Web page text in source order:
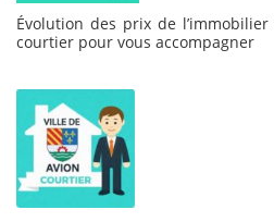
Évolution des prix de
courtier pour vous accompagner